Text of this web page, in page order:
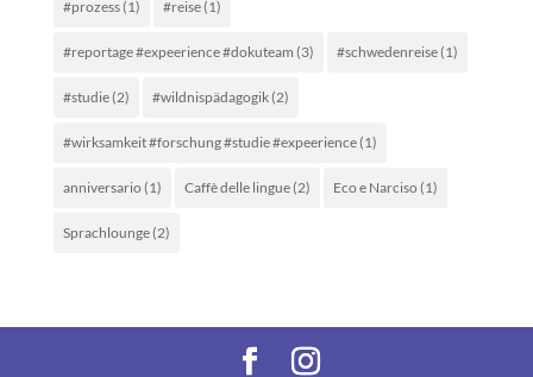
#prozess(1) #reise(1)
#reportage #expeerience #dokuteam (3) #schwedenreise(1)
#studie(2) #wildnispädagogik(2)
#wirksamkeit #forschung #studie #expeerience(1)
anniversario (1) Caffè delle lingue(2) Eco e Narciso (1)
Sprachlounge(2)